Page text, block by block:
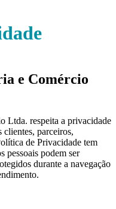
e Comércio
Ltda. respeita a privacidade
clientes, parceiros,
de Privacidade tem
pessoais podem ser
durante a navegação